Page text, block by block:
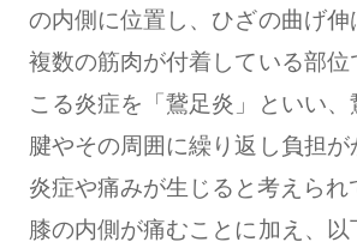
の内側に位置し、ひざの曲げ伸
複数の筋肉が付着している部位
こる炎症を「鵞足炎」といい、
腱やその周囲に繰り返し負担が
炎症や痛みが生じると考えられ
膝の内側が痛むことに加え、以